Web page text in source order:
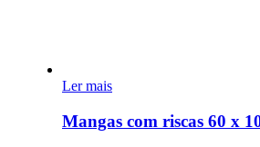
Ler mais
Mangas com riscas 60 x